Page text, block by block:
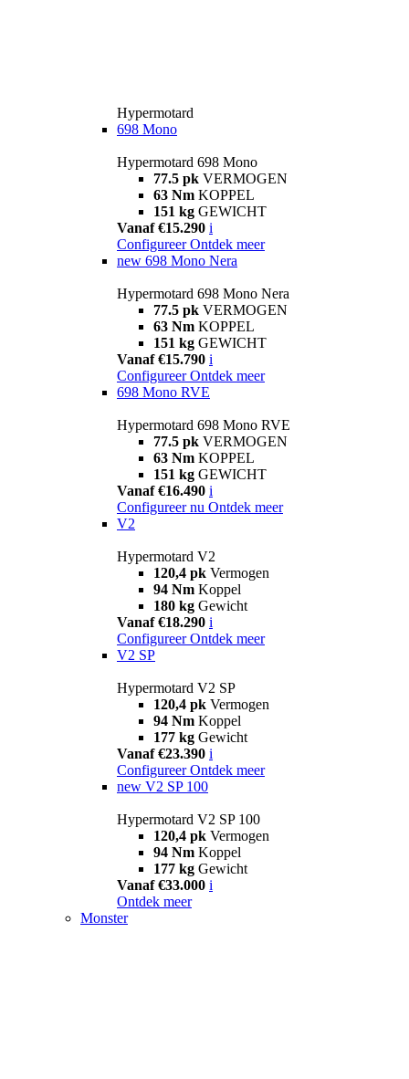
Hypermotard
698 Mono
Hypermotard 698 Mono
77.5 pk VERMOGEN
63 Nm KOPPEL
151 kg GEWICHT
Vanaf €15.290 i
Configureer Ontdek meer
new 698 Mono Nera
Hypermotard 698 Mono Nera
77.5 pk VERMOGEN
63 Nm KOPPEL
151 kg GEWICHT
Vanaf €15.790 i
Configureer Ontdek meer
698 Mono RVE
Hypermotard 698 Mono RVE
77.5 pk VERMOGEN
63 Nm KOPPEL
151 kg GEWICHT
Vanaf €16.490 i
Configureer nu Ontdek meer
V2
Hypermotard V2
120,4 pk Vermogen
94 Nm Koppel
180 kg Gewicht
Vanaf €18.290 i
Configureer Ontdek meer
V2 SP
Hypermotard V2 SP
120,4 pk Vermogen
94 Nm Koppel
177 kg Gewicht
Vanaf €23.390 i
Configureer Ontdek meer
new V2 SP 100
Hypermotard V2 SP 100
120,4 pk Vermogen
94 Nm Koppel
177 kg Gewicht
Vanaf €33.000 i
Ontdek meer
Monster